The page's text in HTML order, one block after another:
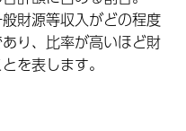
財源等収入がどの程度
り、比率が高いほど財
を表します。